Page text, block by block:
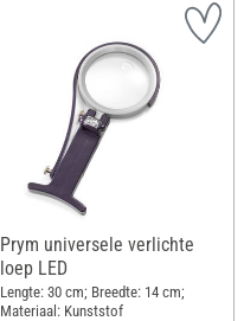
Prym universele verlichte
loep LED
Lengte: 30 cm; Breedte: 14 cm;
Materiaal: Kunststof